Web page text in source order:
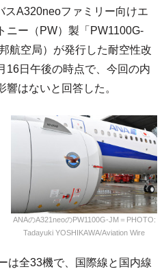
スA320neoファミリー向けエ
ニー（PW）製「PW1100G-
航空局）が発行した耐空性改
16日午後の時点で、今回の内
はないと回答した。
ANAのA321neoのPW1100G-JM＝PHOTO:
Tadayuki YOSHIKAWA/Aviation Wire
全33機で、国際線と国内線